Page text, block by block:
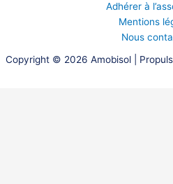
Adhérer à
Mentions
Nous
Copyright © 2026 Amobisol |